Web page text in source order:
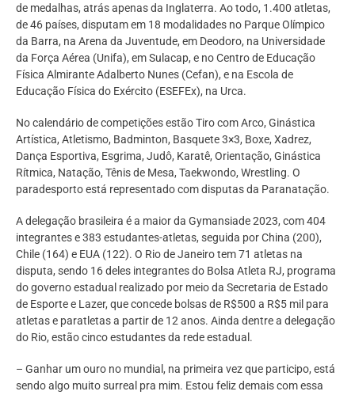
de medalhas, atrás apenas da Inglaterra. Ao todo, 1.400 atletas,
de 46 países, disputam em 18 modalidades no Parque Olímpico
da Barra, na Arena da Juventude, em Deodoro, na Universidade
da Força Aérea (Unifa), em Sulacap, e no Centro de Educação
Física Almirante Adalberto Nunes (Cefan), e na Escola de
Educação Física do Exército (ESEFEx), na Urca.
No calendário de competições estão Tiro com Arco, Ginástica
Artística, Atletismo, Badminton, Basquete 3×3, Boxe, Xadrez,
Dança Esportiva, Esgrima, Judô, Karatê, Orientação, Ginástica
Rítmica, Natação, Tênis de Mesa, Taekwondo, Wrestling. O
paradesporto está representado com disputas da Paranatação.
A delegação brasileira é a maior da Gymansiade 2023, com 404
integrantes e 383 estudantes-atletas, seguida por China (200),
Chile (164) e EUA (122). O Rio de Janeiro tem 71 atletas na
disputa, sendo 16 deles integrantes do Bolsa Atleta RJ, programa
do governo estadual realizado por meio da Secretaria de Estado
de Esporte e Lazer, que concede bolsas de R$500 a R$5 mil para
atletas e paratletas a partir de 12 anos. Ainda dentre a delegação
do Rio, estão cinco estudantes da rede estadual.
– Ganhar um ouro no mundial, na primeira vez que participo, está
sendo algo muito surreal pra mim. Estou feliz demais com essa